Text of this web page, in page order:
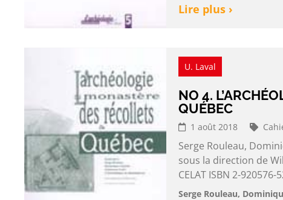
Lire plus ›
U. Laval
NO 4.
QUÉBEC
1 août 2018
Serge Rouleau,
sous la direction de
CELAT ISBN 2-
Serge Rouleau,